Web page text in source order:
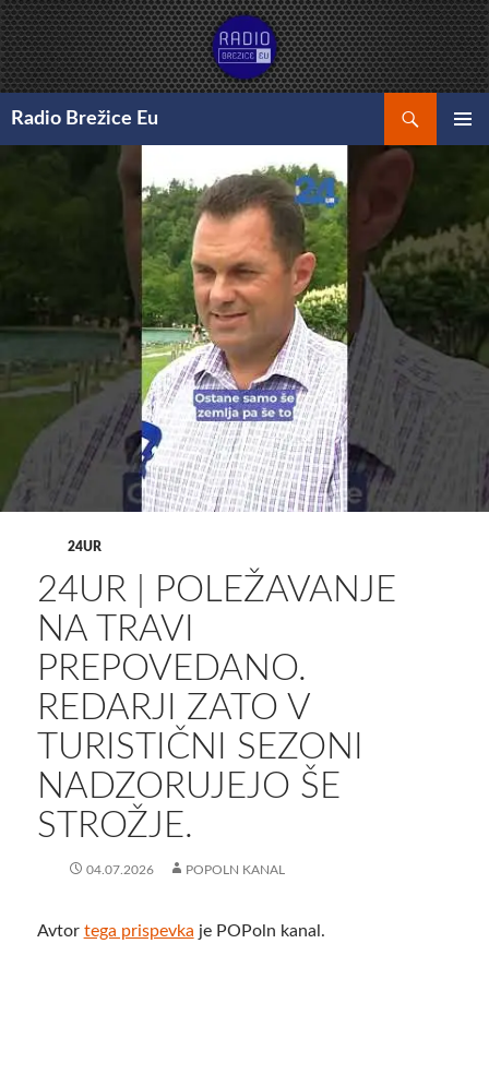
Preskoči
na
vsebino
Radio Brežice Eu
24UR
24UR | POLEŽAVANJE
NA TRAVI
PREPOVEDANO.
REDARJI ZATO V
TURISTIČNI SEZONI
NADZORUJEJO ŠE
STROŽJE.
04.07.2026 POPOLN KANAL
Avtor tega prispevka je POPoln kanal.